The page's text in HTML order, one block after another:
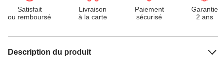
Satisfait
ou remboursé
Livraison
à la carte
Paiement
sécurisé
Garantie
2 ans
Description du produit